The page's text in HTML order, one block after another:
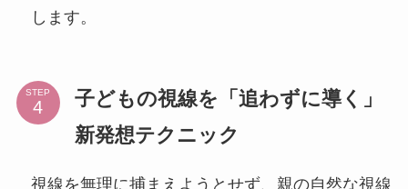
します。
STEP
子どもの視線を「追わずに導く」
新発想テクニック
視線を無理に捕まえようとせず、親の自然な視線